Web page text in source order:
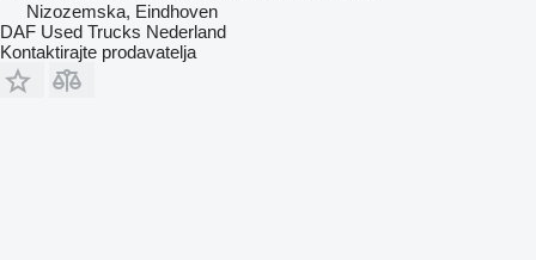
Nizozemska, Eindhoven
DAF Used Trucks Nederland
Kontaktirajte prodavatelja